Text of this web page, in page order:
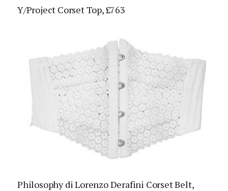
Y/Project Corset Top, £763
Philosophy di Lorenzo Derafini Corset Belt,